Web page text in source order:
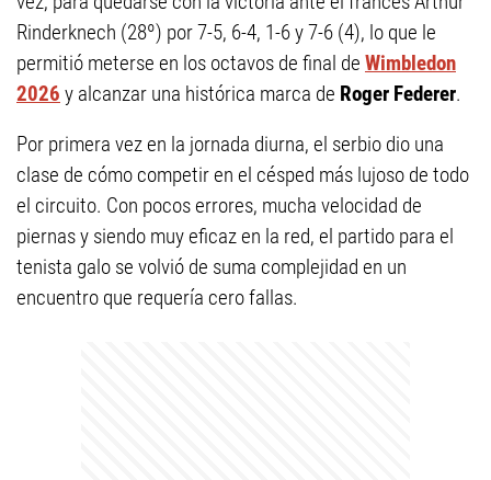
Rinderknech (28º) por 7-5, 6-4, 1-6 y 7-6 (4), lo que le
permitió meterse en los octavos de final de Wimbledon
2026 y alcanzar una histórica marca de Roger Federer.
Por primera vez en la jornada diurna, el serbio dio una
clase de cómo competir en el césped más lujoso de todo
el circuito. Con pocos errores, mucha velocidad de
piernas y siendo muy eficaz en la red, el partido para el
tenista galo se volvió de suma complejidad en un
encuentro que requería cero fallas.